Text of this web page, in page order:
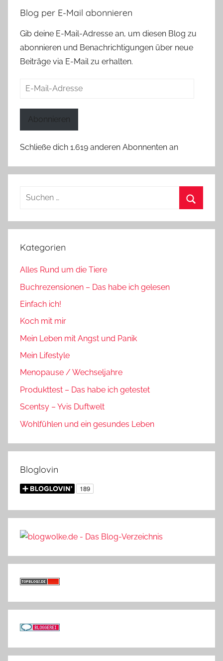
Blog per E-Mail abonnieren
Gib deine E-Mail-Adresse an, um diesen Blog zu
abonnieren und Benachrichtigungen über neue
Beiträge via E-Mail zu erhalten.
E-
Abonnieren
Schließe dich 1.619 anderen Abonnenten an
Suchen
Kategorien
Alles Rund um die Tiere
Buchrezensionen – Das habe ich gelesen
Einfach ich!
Koch mit mir
Mein Leben mit Angst und Panik
Mein Lifestyle
Menopause / Wechseljahre
Produkttest – Das habe ich getestet
Scentsy – Yvis Duftwelt
Wohlfühlen und ein gesundes Leben
Bloglovin